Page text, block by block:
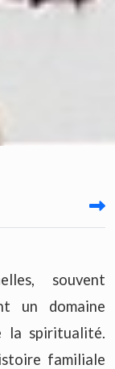
souvent
un domaine
la spiritualité.
familiale